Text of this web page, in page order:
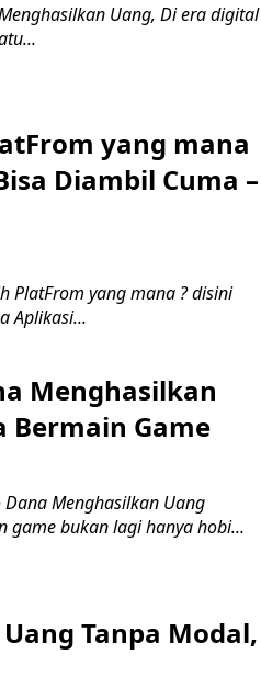
Menghasilkan Uang, Di era digital
yang mana
Diambil Cuma –
PlatFrom yang mana ? disini
Aplikasi...
Menghasilkan
Bermain Game
Dana Menghasilkan Uang
game bukan lagi hanya hobi...
Tanpa Modal,